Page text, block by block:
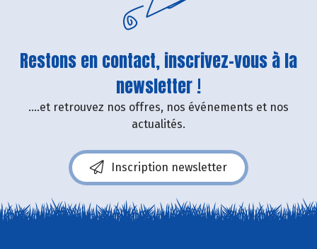
Restons en contact, inscrivez-vous à la
newsletter !
....et retrouvez nos offres, nos événements et nos
actualités.
Inscription newsletter